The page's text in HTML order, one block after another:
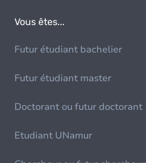
Vous êtes...
Futur étudiant bachelier
Futur étudiant master
Doctorant ou futur doctorant
Etudiant UNamur